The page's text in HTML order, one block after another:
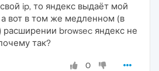
ip, то яндекс выдаёт мой
вот в том же медленном (в
расширении browsec яндекс не
так?
0